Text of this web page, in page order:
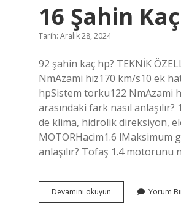
16 Şahin
Tarih: Aralık 28, 2024
92 şahin kaç hp? TEKNİK
NmAzami hız170 km/s10 ek
hpSistem torku122 NmAzami
arasındaki fark nasıl
de klima, hidrolik direksiyon,
MOTORHacim1.6 lMaksimum
anlaşılır? Tofaş 1.4 motorunu
Devamını okuyun
Şahin
Yorum